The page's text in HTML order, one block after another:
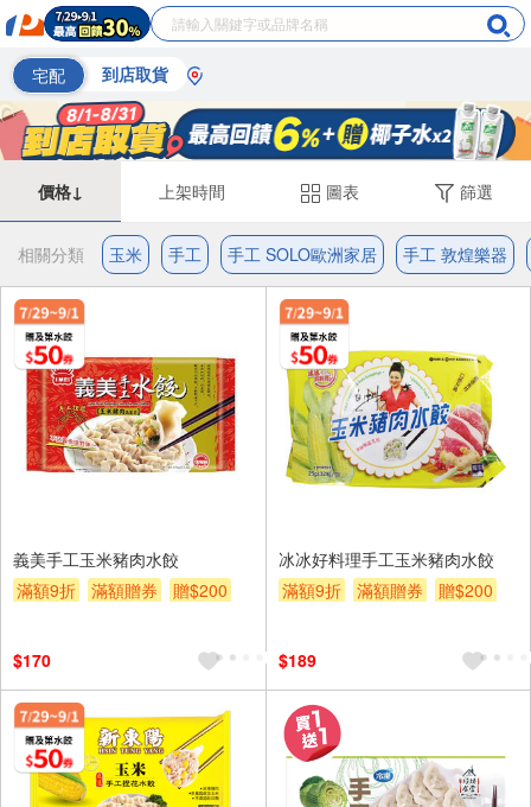
宅配 到店取貨
價格↓ 上架時間 圖表 篩選
相關分類 玉米 手工 手工 SOLO歐洲家居 手工 敦煌樂器
義美手工玉米豬肉水餃
滿額9折
滿額贈券 贈$200
$170
冰冰好料理手工玉米豬肉水餃
滿額9折
滿額贈券 贈$200
$189